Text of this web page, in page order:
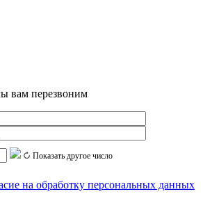
вам перезвоним
Показать другое число
на обработку персональных данных